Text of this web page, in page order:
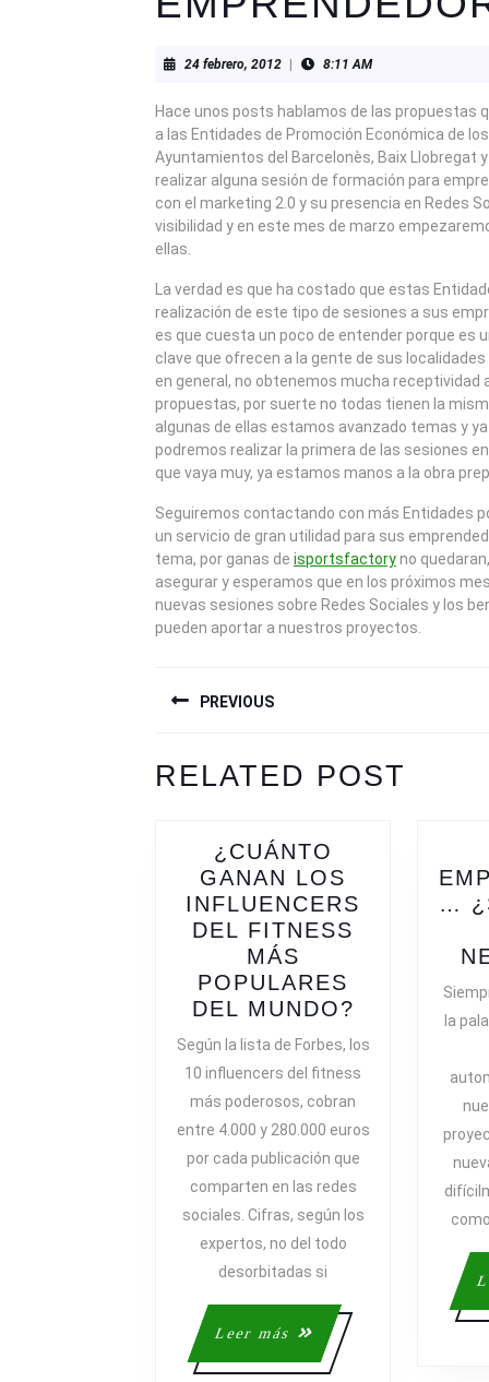
24 febrero, 201224
2012
8:11 AM
Hace unos posts hablamos de las propuestas
a las Entidades de Promoción Económica de
Ayuntamientos del Barcelonès, Baix Llobregat
realizar alguna sesión de formación para
con el marketing 2.0 y su presencia en Redes
visibilidad y en este mes de marzo
ellas.
La verdad es que ha costado que estas
realización de este tipo de sesiones a sus
es que cuesta un poco de entender porque es
clave que ofrecen a la gente de sus localidades
en general, no obtenemos mucha receptividad
propuestas, por suerte no todas tienen la
algunas de ellas estamos avanzado temas y
podremos realizar la primera de las sesiones
que vaya muy, ya estamos manos a la obra
Seguiremos contactando con más Entidades
un servicio de gran utilidad para sus
tema, por ganas de isportsfactoryno
asegurar y esperamos que en los próximos
nuevas sesiones sobre Redes Sociales y los
pueden aportar a nuestros proyectos.
DE
ENTRADAS
PREVIOUS
post:
RELATED POST
¿CUÁNTO
GANAN LOS
INFLUENCERS
DEL FITNESS
MÁS
POPULARES
DEL MUNDO?
DEL
FITNESS
MÁS
DEL
Según la lista de Forbes, los
10 influencers del fitness
más poderosos, cobran
entre 4.000 y 280.000 euros
por cada publicación que
comparten en las redes
sociales. Cifras, según los
expertos, no del todo
desorbitadas si
Leer más
Leer
más
…
la